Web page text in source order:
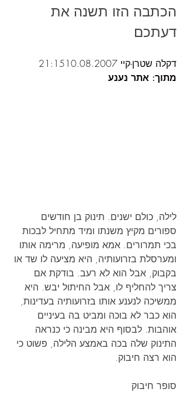
הכתבה הזו תשנה את
דעתכם
דקלה שטרן-קיי
מתוך: אתר נענע
לילה, כולם ישנים. תינוק בן חודשים
ספורים מקיץ משנתו ומיד מתחיל לבכות
בכי תמרורים. אמא מופיעה, מרימה אותו
ומערסלת בזרועותיה, היא מציעה לו שד או
בקבוק, אבל הוא לא רעב. בודקת אם
צריך להחליף לו, אבל החיתול יבש. היא
ממשיכה לנענע אותו בזרועותיה בעדינות,
הוא כבר לא בוכה ומביט בה בעיניים
אוהבות. לבסוף היא מבינה כי כנראה
התינוק שלה בכה באמצע הלילה, פשוט כי
הוא רצה חיבוק.
סופר חיבוק